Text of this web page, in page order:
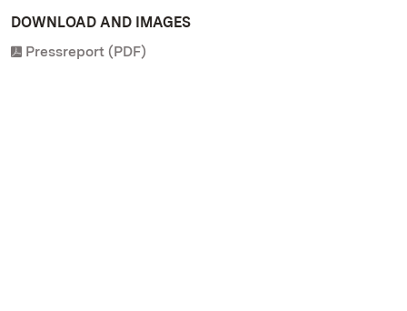
DOWNLOAD AND IMAGES
Pressreport (PDF)